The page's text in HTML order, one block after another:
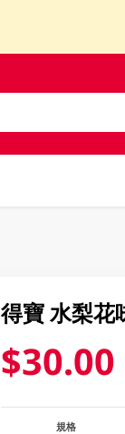
得寶 水梨花
$30.00
規格